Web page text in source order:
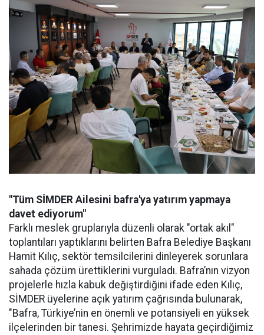
"Tüm SİMDER Ailesini bafra'ya yatırım yapmaya
davet ediyorum"
Farklı meslek gruplarıyla düzenli olarak "ortak akıl"
toplantıları yaptıklarını belirten Bafra Belediye Başkanı
Hamit Kılıç, sektör temsilcilerini dinleyerek sorunlara
sahada çözüm ürettiklerini vurguladı. Bafra’nın vizyon
projelerle hızla kabuk değiştirdiğini ifade eden Kılıç,
SİMDER üyelerine açık yatırım çağrısında bulunarak,
"Bafra, Türkiye’nin en önemli ve potansiyeli en yüksek
ilçelerinden bir tanesi. Şehrimizde hayata geçirdiğimiz